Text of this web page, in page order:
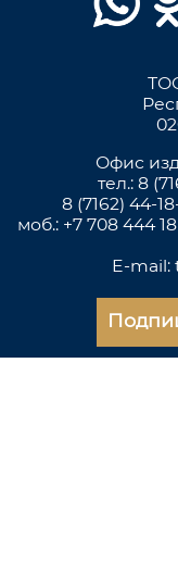
Офис
тел.: 8
8 (7162) 44-
моб.: +7 708 444
E-mail: